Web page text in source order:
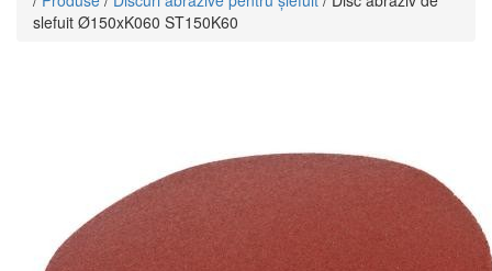
slefuit Ø150xK060 ST150K60